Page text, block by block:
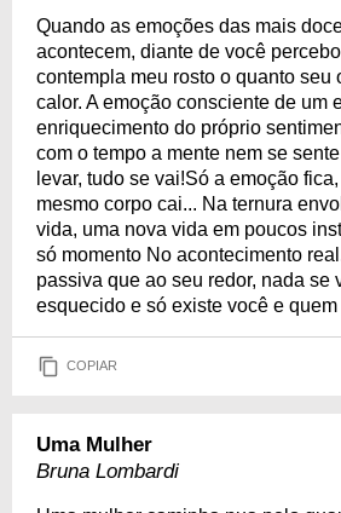
Quando as emoções das mais
acontecem, diante de você
contempla meu rosto o quanto seu
calor. A emoção consciente de um
enriquecimento do próprio
com o tempo a mente nem se
levar, tudo se vai!Só a emoção
mesmo corpo cai... Na ternura
vida, uma nova vida em poucos
só momento No acontecimento
passiva que ao seu redor, nada se
esquecido e só existe você e quem
COPIAR
Uma Mulher
Bruna Lombardi